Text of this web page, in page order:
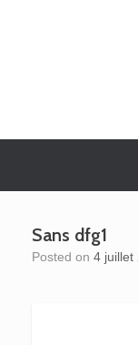
Sans dfg1
Posted on 4 juillet